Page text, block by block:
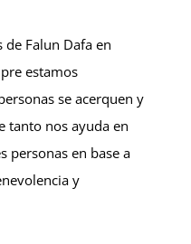
Falun Dafa en
estamos
se acerquen y
tanto nos ayuda en
personas en base a
y